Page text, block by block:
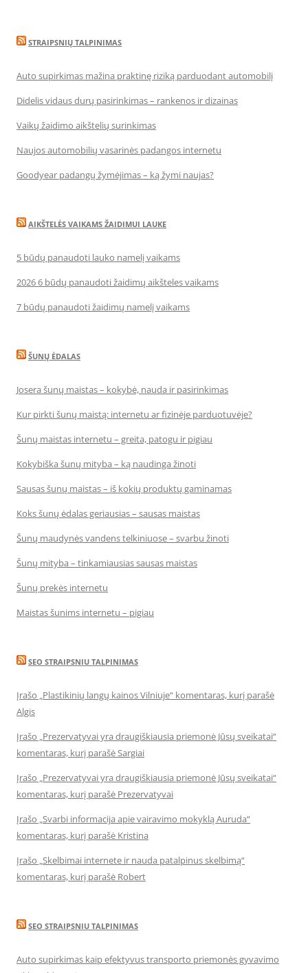
STRAIPSNIŲ TALPINIMAS
Auto supirkimas mažina praktinę riziką parduodant automobilį
Didelis vidaus durų pasirinkimas – rankenos ir dizainas
Vaikų žaidimo aikštelių surinkimas
Naujos automobilių vasarinės padangos internetu
Goodyear padangų žymėjimas – ką žymi naujas?
AIKŠTELĖS VAIKAMS ŽAIDIMUI LAUKE
5 būdų panaudoti lauko namelį vaikams
2026 6 būdų panaudoti žaidimų aikšteles vaikams
7 būdų panaudoti žaidimų namelį vaikams
ŠUNŲ ĖDALAS
Josera šunų maistas – kokybė, nauda ir pasirinkimas
Kur pirkti šunų maistą: internetu ar fizinėje parduotuvėje?
Šunų maistas internetu – greita, patogu ir pigiau
Kokybiška šunų mityba – ką naudinga žinoti
Sausas šunų maistas – iš kokių produktų gaminamas
Koks šunų ėdalas geriausias – sausas maistas
Šunų maudynės vandens telkiniuose – svarbu žinoti
Šunų mityba – tinkamiausias sausas maistas
Šunų prekės internetu
Maistas šunims internetu – pigiau
SEO STRAIPSNIU TALPINIMAS
Įrašo „Plastikinių langų kainos Vilniuje“ komentaras, kurį parašė
Algis
Įrašo „Prezervatyvai yra draugiškiausia priemonė Jūsų sveikatai“
komentaras, kurį parašė Sargiai
Įrašo „Prezervatyvai yra draugiškiausia priemonė Jūsų sveikatai“
komentaras, kurį parašė Prezervatyvai
Įrašo „Svarbi informacija apie vairavimo mokyklą Auruda“
komentaras, kurį parašė Kristina
Įrašo „Skelbimai internete ir nauda patalpinus skelbimą“
komentaras, kurį parašė Robert
SEO STRAIPSNIU TALPINIMAS
Auto supirkimas kaip efektyvus transporto priemonės gyvavimo